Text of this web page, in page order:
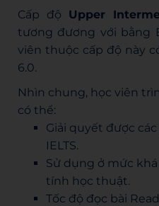
Cấp độ Upper
tương đương với bằng
viên thuộc cấp độ này
6.0.
Nhìn chung, học viên
có thể:
Giải quyết được
IELTS.
Sử dụng ở mức
tính học thuật.
Tốc độ đọc bài